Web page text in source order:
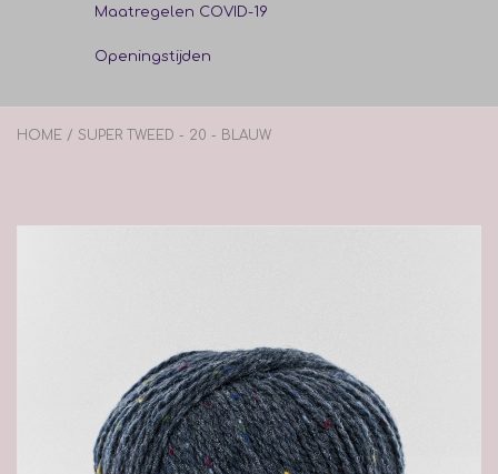
Maatregelen COVID-19
Openingstijden
HOME / SUPER TWEED - 20 - BLAUW